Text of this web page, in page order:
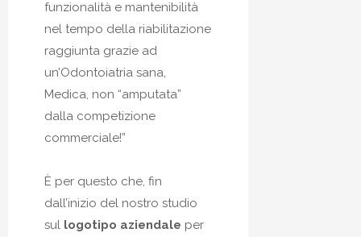
funzionalità e mantenibilità
nel tempo della riabilitazione
raggiunta grazie ad
un’Odontoiatria sana,
Medica, non “amputata”
dalla competizione
commerciale!”
È per questo che, fin
dall’inizio del nostro studio
sul logotipo aziendale per